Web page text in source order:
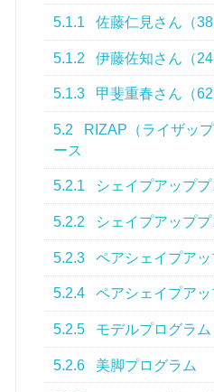
5.1.1 佐藤仁見さん（38
5.1.2 伊藤佐知さん（24
5.1.3 甲斐重春さん（62
5.2
RIZAP（ライザッ
ース
5.2.1 シェイプアップ
5.2.2 シェイプアップ
5.2.3 ペアシェイプア
5.2.4 ペアシェイプア
5.2.5 モデルプログラム
5.2.6 美脚プログラム